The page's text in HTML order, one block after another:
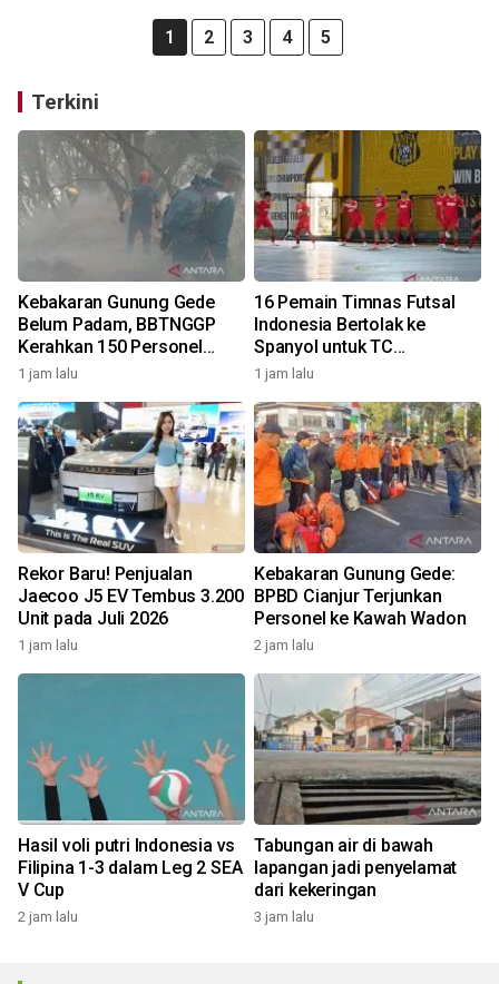
1 2 3 4 5
Terkini
Kebakaran Gunung Gede
Belum Padam, BBTNGGP
Kerahkan 150 Personel
Tambahan
1 jam lalu
16 Pemain Timnas Futsal
Indonesia Bertolak ke
Spanyol untuk TC
Komprehensif
1 jam lalu
Rekor Baru! Penjualan
Jaecoo J5 EV Tembus 3.200
Unit pada Juli 2026
1 jam lalu
Kebakaran Gunung Gede:
BPBD Cianjur Terjunkan
Personel ke Kawah Wadon
2 jam lalu
Hasil voli putri Indonesia vs
Filipina 1-3 dalam Leg 2 SEA
V Cup
2 jam lalu
Tabungan air di bawah
lapangan jadi penyelamat
dari kekeringan
3 jam lalu